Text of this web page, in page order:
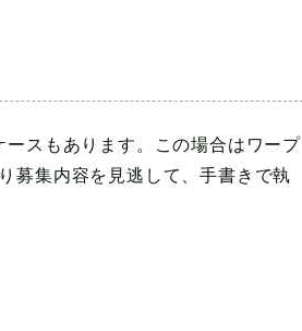
スもあります。この場合はワープ
募集内容を見逃して、手書きで執